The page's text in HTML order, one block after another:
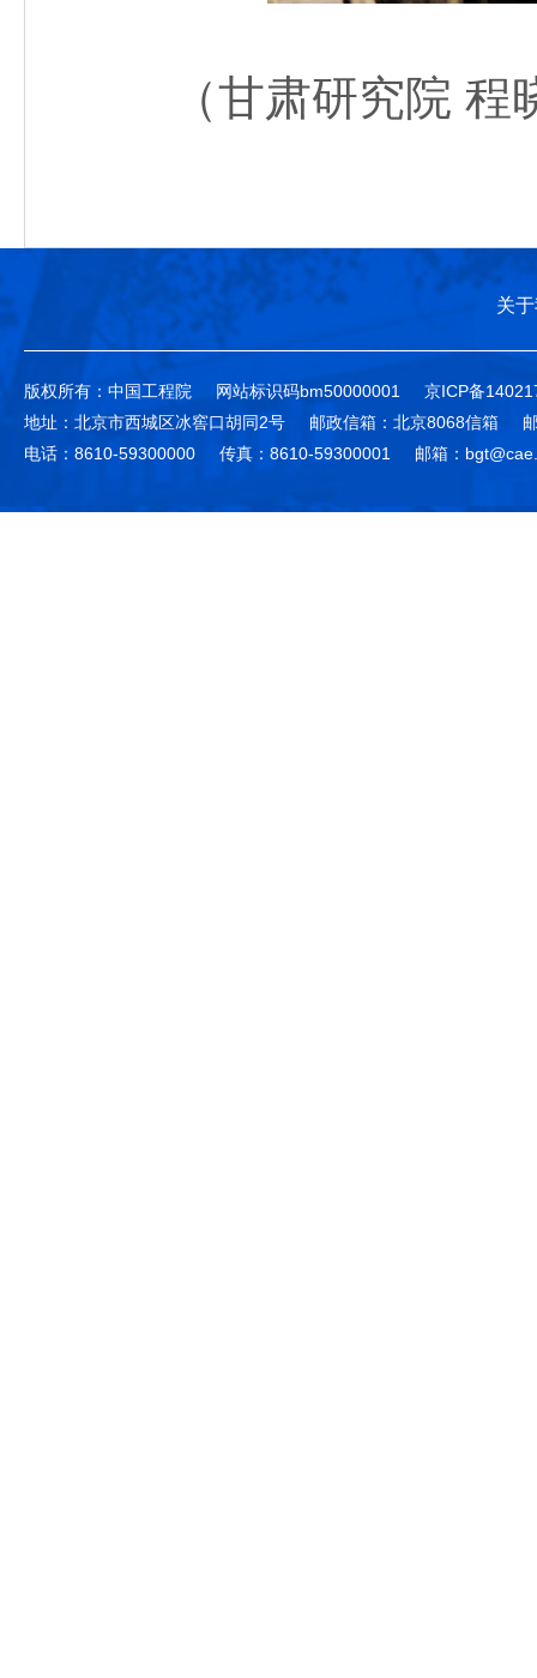
（甘肃研究院 程
关
版权所有：中国工程院 网站标识码bm50000001
京ICP备
地址：北京市西城区冰窖口胡同2号
邮政信箱：北京8068信箱
电话：8610-59300000
传真：8610-59300001 邮箱：